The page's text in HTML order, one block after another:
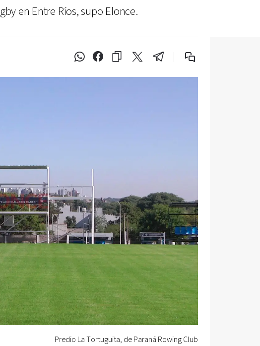
en Entre Ríos, supo Elonce.
Predio La Tortuguita, de Paraná Rowing Club